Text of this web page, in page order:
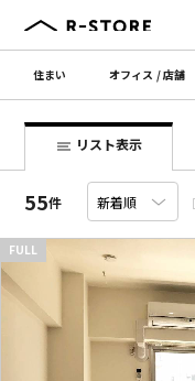
住まい オフィス /店舗
リスト表示
55件
FULL